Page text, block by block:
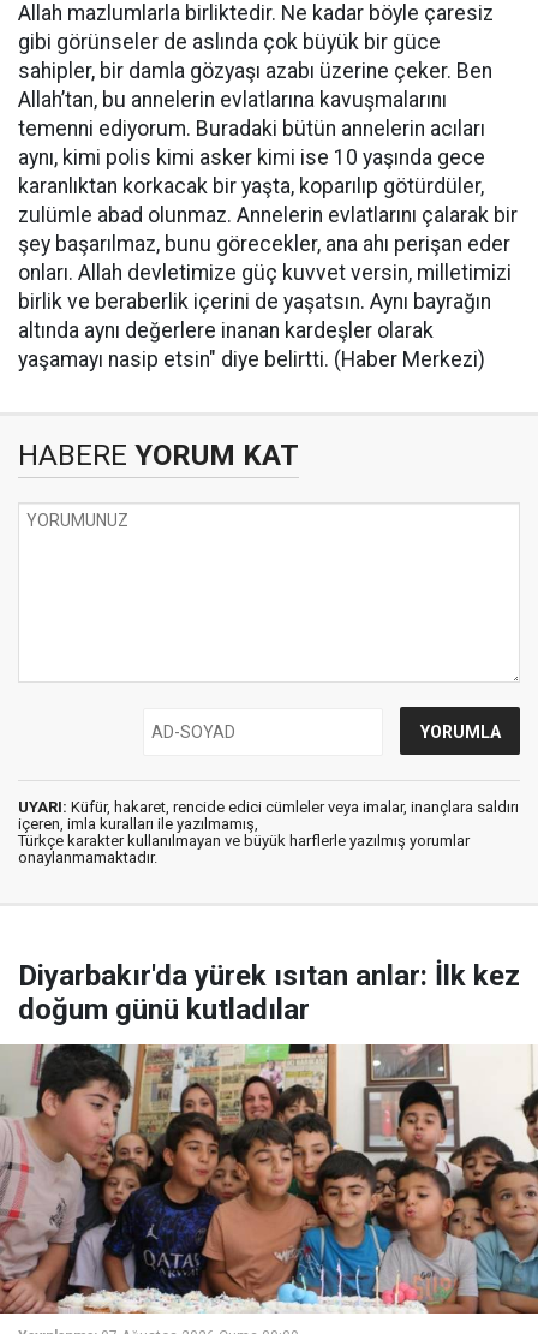
Allah mazlumlarla birliktedir. Ne kadar böyle çaresiz
gibi görünseler de aslında çok büyük bir güce
sahipler, bir damla gözyaşı azabı üzerine çeker. Ben
Allah’tan, bu annelerin evlatlarına kavuşmalarını
temenni ediyorum. Buradaki bütün annelerin acıları
aynı, kimi polis kimi asker kimi ise 10 yaşında gece
karanlıktan korkacak bir yaşta, koparılıp götürdüler,
zulümle abad olunmaz. Annelerin evlatlarını çalarak bir
şey başarılmaz, bunu görecekler, ana ahı perişan eder
onları. Allah devletimize güç kuvvet versin, milletimizi
birlik ve beraberlik içerini de yaşatsın. Aynı bayrağın
altında aynı değerlere inanan kardeşler olarak
yaşamayı nasip etsin" diye belirtti. (Haber Merkezi)
HABERE YORUM KAT
UYARI: Küfür, hakaret, rencide edici cümleler veya imalar, inançlara saldırı
içeren, imla kuralları ile yazılmamış,
Türkçe karakter kullanılmayan ve büyük harflerle yazılmış yorumlar
onaylanmamaktadır.
Diyarbakır'da yürek ısıtan anlar: İlk kez
doğum günü kutladılar